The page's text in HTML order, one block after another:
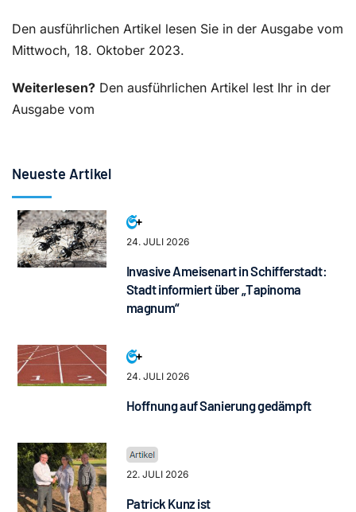
Den ausführlichen Artikel lesen Sie in der Ausgabe vom
Mittwoch, 18. Oktober 2023.
Weiterlesen? Den ausführlichen Artikel lest Ihr in der
Ausgabe vom
Neueste Artikel
24. JULI 2026
Invasive Ameisenart in Schifferstadt:
Stadt informiert über „Tapinoma
magnum“
24. JULI 2026
Hoffnung auf Sanierung gedämpft
22. JULI 2026
Patrick Kunz ist